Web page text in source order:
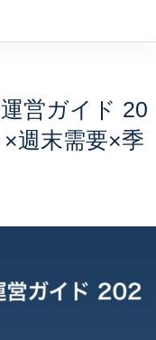
営ガイド 20
週末需要×季